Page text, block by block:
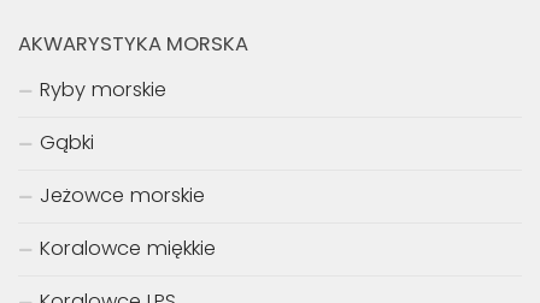
AKWARYSTYKA MORSKA
Ryby morskie
Gąbki
Jeżowce morskie
Koralowce miękkie